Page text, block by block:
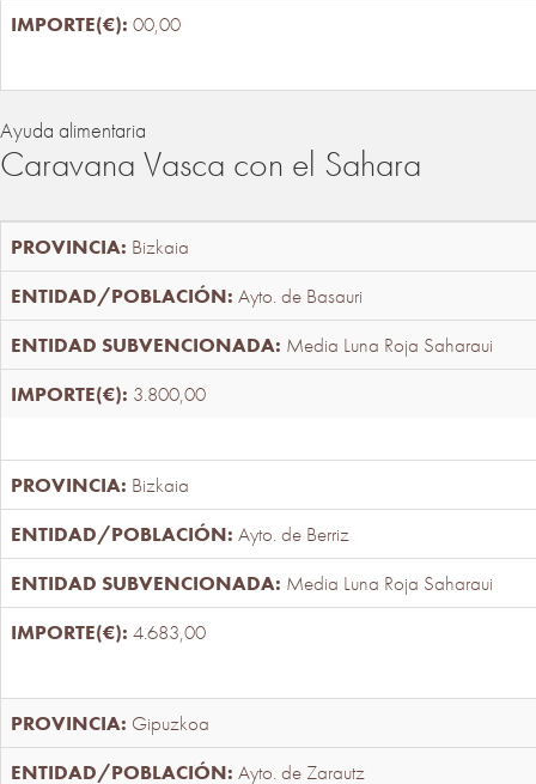
00,00
Ayuda alimentaria
Caravana Vasca con el Sahara
Bizkaia
Ayto. de Basauri
Media Luna Roja Saharaui
3.800,00
Bizkaia
Ayto. de Berriz
Media Luna Roja Saharaui
4.683,00
Gipuzkoa
Ayto. de Zarautz